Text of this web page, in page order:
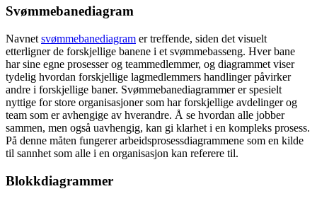
Svømmebanediagram
Navnet svømmebanediagram er treffende, siden det visuelt
etterligner de forskjellige banene i et svømmebasseng. Hver bane
har sine egne prosesser og teammedlemmer, og diagrammet viser
tydelig hvordan forskjellige lagmedlemmers handlinger påvirker
andre i forskjellige baner. Svømmebanediagrammer er spesielt
nyttige for store organisasjoner som har forskjellige avdelinger og
team som er avhengige av hverandre. Å se hvordan alle jobber
sammen, men også uavhengig, kan gi klarhet i en kompleks prosess.
På denne måten fungerer arbeidsprosessdiagrammene som en kilde
til sannhet som alle i en organisasjon kan referere til.
Blokkdiagrammer